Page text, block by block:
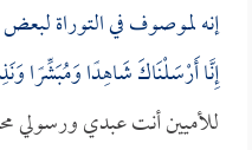
إنه لموصوف في التوراة
إِنَّا أَرْسَلْنَاكَ شَاهِدًا وَمُبَشِّرًا
للأميين أنت عبدي ورسولي